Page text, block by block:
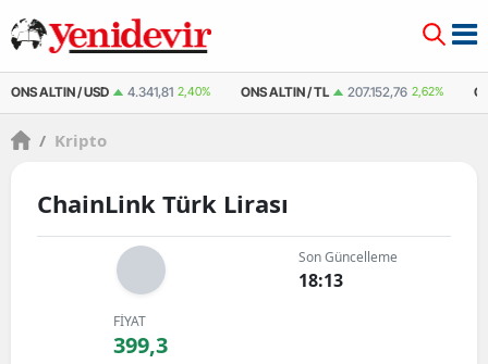
ONS ALTIN / USD 4.341,81 2,40% ONS ALTIN / TL 207.152,76 2,62%
/ Kripto
ChainLink Türk Lirası
Son Güncelleme
18:13
FİYAT
399,3